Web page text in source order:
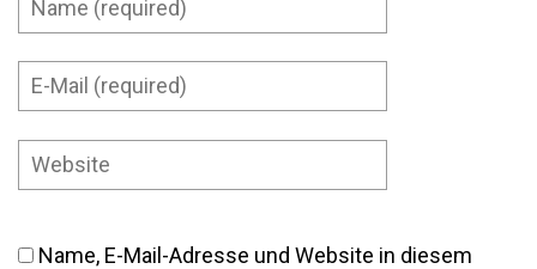
Name, E-Mail-Adresse und Website in diesem